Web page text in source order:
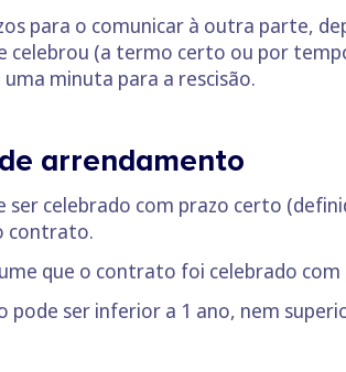
para o comunicar à outra parte,
celebrou (a termo certo ou por
minuta para a rescisão.
arrendamento
celebrado com prazo certo
contrato.
que o contrato foi celebrado com
ser inferior a 1 ano, nem